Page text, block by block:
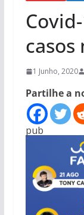
casos
1 Junho, 2020
Partilhe a
pub